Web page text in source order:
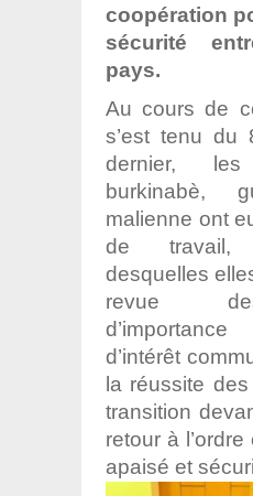
coopération
sécurité
pays.
Au cours de
s’est tenu du
dernier, les
burkinabè,
malienne ont
de
desquelles
revue
d’intérêt
la réussite
transition
retour à
apaisé et